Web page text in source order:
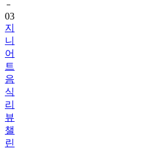
지
니
어
트
음
식
리
뷰
챌
린
지